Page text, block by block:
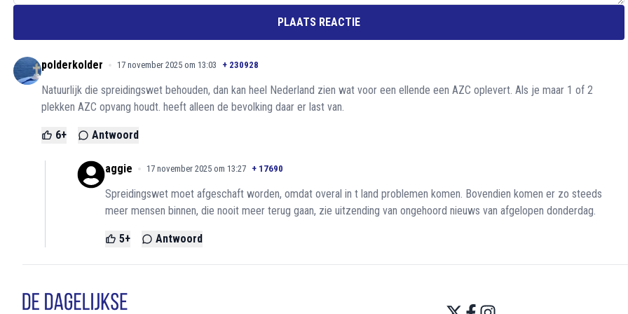
PLAATS REACTIE
polderkolder 17 november 2025 om 13:03 + 230928
Natuurlijk die spreidingswet behouden, dan kan heel Nederland zien wat voor een ellende een AZC oplevert. Als je maar 1 of 2
plekken AZC opvang houdt. heeft alleen de bevolking daar er last van.
6+ Antwoord
aggie 17 november 2025 om 13:27 + 17690
Spreidingswet moet afgeschaft worden, omdat overal in t land problemen komen. Bovendien komen er zo steeds
meer mensen binnen, die nooit meer terug gaan, zie uitzending van ongehoord nieuws van afgelopen donderdag.
5+ Antwoord